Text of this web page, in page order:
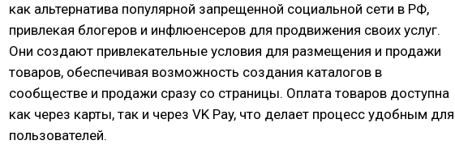
как альтернатива популярной запрещенной социальной сети в РФ,
привлекая блогеров и инфлюенсеров для продвижения своих услуг.
Они создают привлекательные условия для размещения и продажи
товаров, обеспечивая возможность создания каталогов в
сообществе и продажи сразу со страницы. Оплата товаров доступна
как через карты, так и через VK Pay, что делает процесс удобным для
пользователей.